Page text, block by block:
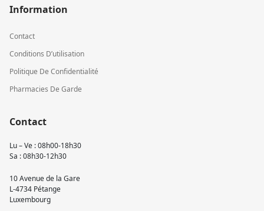
Information
Contact
Conditions D’utilisation
Politique De Confidentialité
Pharmacies De Garde
Contact
Lu – Ve : 08h00-18h30
Sa : 08h30-12h30
10 Avenue de la Gare
L-4734 Pétange
Luxembourg